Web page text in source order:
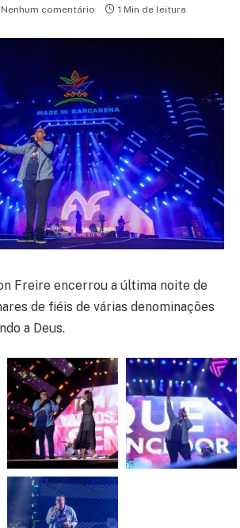
Nenhum comentário 1 Min de leitura
Freire encerrou a última noite de
de fiéis de várias denominações
a Deus.